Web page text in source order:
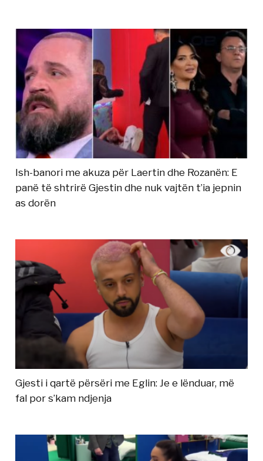
Ish-banori me akuza për Laertin dhe Rozanën: E
panë të shtrirë Gjestin dhe nuk vajtën t’ia jepnin
as dorën
Gjesti i qartë përsëri me Eglin: Je e lënduar, më
fal por s’kam ndjenja